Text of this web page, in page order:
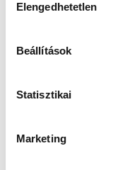
Elengedhetetlen
Beállítások
Statisztikai
Marketing
Veszprém),
Saugstrup (dán,
Golla (német,
Bánhidi Bence
Kielce)